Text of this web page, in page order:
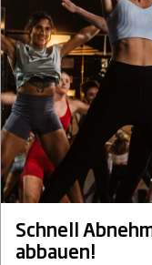
Schnell
abbauen!